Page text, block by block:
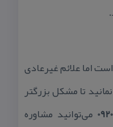
اما علائم غیرعادی
تا مشكل بزرگتر
می‌توانید مشاوره